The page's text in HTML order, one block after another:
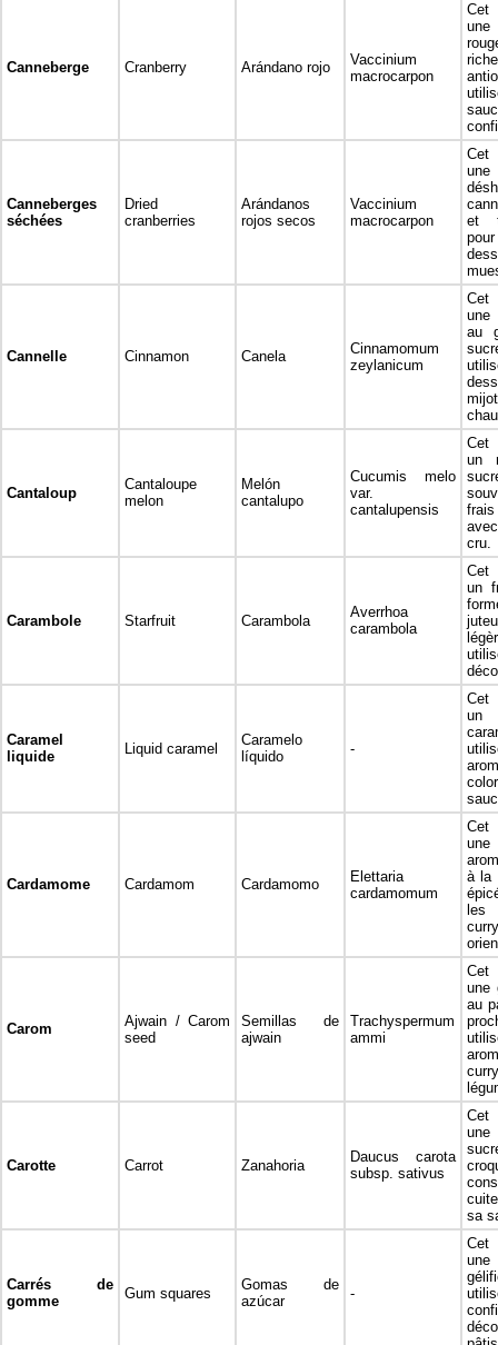
Canneberge Cranberry Arándano rojo
Vaccinium
macrocarpon
Cet
Canneberges
séchées
Dried
cranberries
Arándanos
rojos secos
Vaccinium
macrocarpon
Cet
et
Cannelle Cinnamon Canela
Cinnamomum
zeylanicum
Cet
une
au
Cantaloup
Cantaloupe
melon
Melón
cantalupo
Cucumis melo
var.
cantalupensis
Cet
un
cru.
Carambole Starfruit Carambola
Averrhoa
carambola
Cet
un
Caramel
liquide
Liquid caramel
Caramelo
líquido
-
Cet
Cardamome Cardamom Cardamomo
Elettaria
cardamomum
Cet
à la
les
Carom
Ajwain / Carom
seed
Semillas de
ajwain
Trachyspermum
ammi
Cet
une
au
Carotte Carrot Zanahoria
Daucus carota
subsp. sativus
Cet
une
sa
Carrés de
gomme
Gum squares
Gomas de
azúcar
-
Cet